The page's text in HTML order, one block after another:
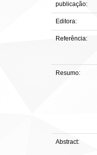
publicação:
Editora:
Referência:
Resumo:
Abstract: